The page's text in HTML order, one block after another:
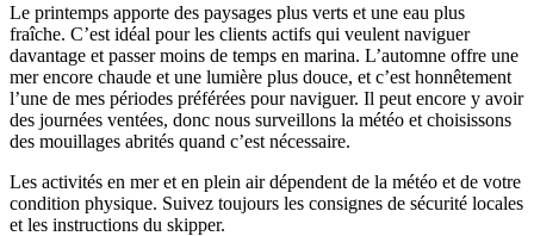
Le printemps apporte des paysages plus verts et une eau plus
fraîche. C’est idéal pour les clients actifs qui veulent naviguer
davantage et passer moins de temps en marina. L’automne offre une
mer encore chaude et une lumière plus douce, et c’est honnêtement
l’une de mes périodes préférées pour naviguer. Il peut encore y avoir
des journées ventées, donc nous surveillons la météo et choisissons
des mouillages abrités quand c’est nécessaire.
Les activités en mer et en plein air dépendent de la météo et de votre
condition physique. Suivez toujours les consignes de sécurité locales
et les instructions du skipper.